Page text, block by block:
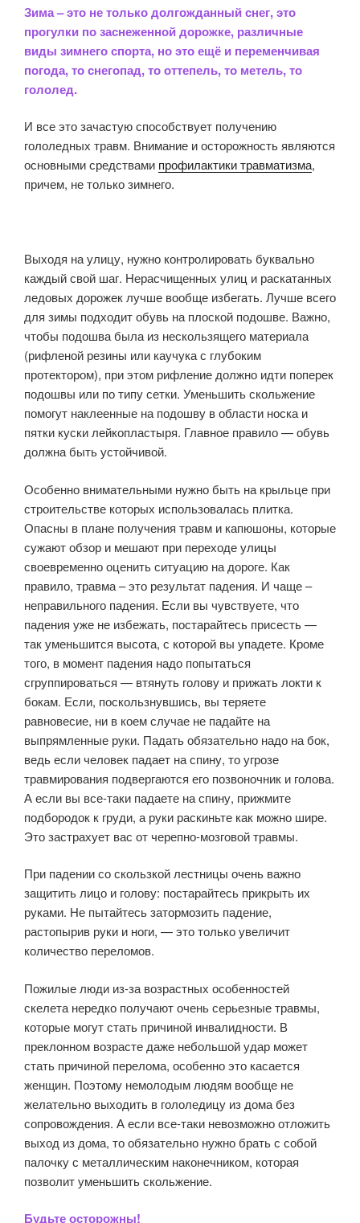
Зима – это не только долгожданный снег, это
прогулки по заснеженной дорожке, различные
виды зимнего спорта, но это ещё и переменчивая
погода, то снегопад, то оттепель, то метель, то
гололед.
И все это зачастую способствует получению
гололедных травм. Внимание и осторожность являются
основными средствами профилактики травматизма,
причем, не только зимнего.
Выходя на улицу, нужно контролировать буквально
каждый свой шаг. Нерасчищенных улиц и раскатанных
ледовых дорожек лучше вообще избегать. Лучше всего
для зимы подходит обувь на плоской подошве. Важно,
чтобы подошва была из нескользящего материала
(рифленой резины или каучука с глубоким
протектором), при этом рифление должно идти поперек
подошвы или по типу сетки. Уменьшить скольжение
помогут наклеенные на подошву в области носка и
пятки куски лейкопластыря. Главное правило — обувь
должна быть устойчивой.
Особенно внимательными нужно быть на крыльце при
строительстве которых использовалась плитка.
Опасны в плане получения травм и капюшоны, которые
сужают обзор и мешают при переходе улицы
своевременно оценить ситуацию на дороге. Как
правило, травма – это результат падения. И чаще –
неправильного падения. Если вы чувствуете, что
падения уже не избежать, постарайтесь присесть —
так уменьшится высота, с которой вы упадете. Кроме
того, в момент падения надо попытаться
сгруппироваться — втянуть голову и прижать локти к
бокам. Если, поскользнувшись, вы теряете
равновесие, ни в коем случае не падайте на
выпрямленные руки. Падать обязательно надо на бок,
ведь если человек падает на спину, то угрозе
травмирования подвергаются его позвоночник и голова.
А если вы все-таки падаете на спину, прижмите
подбородок к груди, а руки раскиньте как можно шире.
Это застрахует вас от черепно-мозговой травмы.
При падении со скользкой лестницы очень важно
защитить лицо и голову: постарайтесь прикрыть их
руками. Не пытайтесь затормозить падение,
растопырив руки и ноги, — это только увеличит
количество переломов.
Пожилые люди из-за возрастных особенностей
скелета нередко получают очень серьезные травмы,
которые могут стать причиной инвалидности. В
преклонном возрасте даже небольшой удар может
стать причиной перелома, особенно это касается
женщин. Поэтому немолодым людям вообще не
желательно выходить в гололедицу из дома без
сопровождения. А если все-таки невозможно отложить
выход из дома, то обязательно нужно брать с собой
палочку с металлическим наконечником, которая
позволит уменьшить скольжение.
Будьте осторожны!